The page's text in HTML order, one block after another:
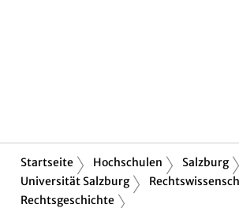
Startseite Hochschulen
Salzburg
Universität Salzburg
Rechtsgeschichte